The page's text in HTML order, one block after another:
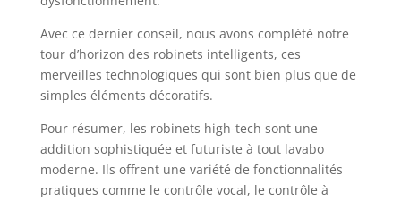
Avec ce dernier conseil, nous avons complété notre
tour d’horizon des robinets intelligents, ces
merveilles technologiques qui sont bien plus que de
simples éléments décoratifs.
Pour résumer, les robinets high-tech sont une
addition sophistiquée et futuriste à tout lavabo
moderne. Ils offrent une variété de fonctionnalités
pratiques comme le contrôle vocal, le contrôle à